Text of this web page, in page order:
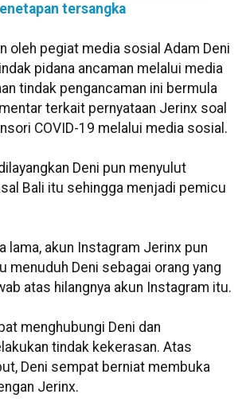
tersangka
oleh pegiat media sosial Adam Deni
pidana ancaman melalui media
tindak pengancaman ini bermula
terkait pernyataan Jerinx soal
COVID-19 melalui media sosial.
Deni pun menyulut
Bali itu sehingga menjadi pemicu
lama, akun Instagram Jerinx pun
menuduh Deni sebagai orang yang
atas hilangnya akun Instagram itu.
menghubungi Deni dan
tindak kekerasan. Atas
Deni sempat berniat membuka
Jerinx.